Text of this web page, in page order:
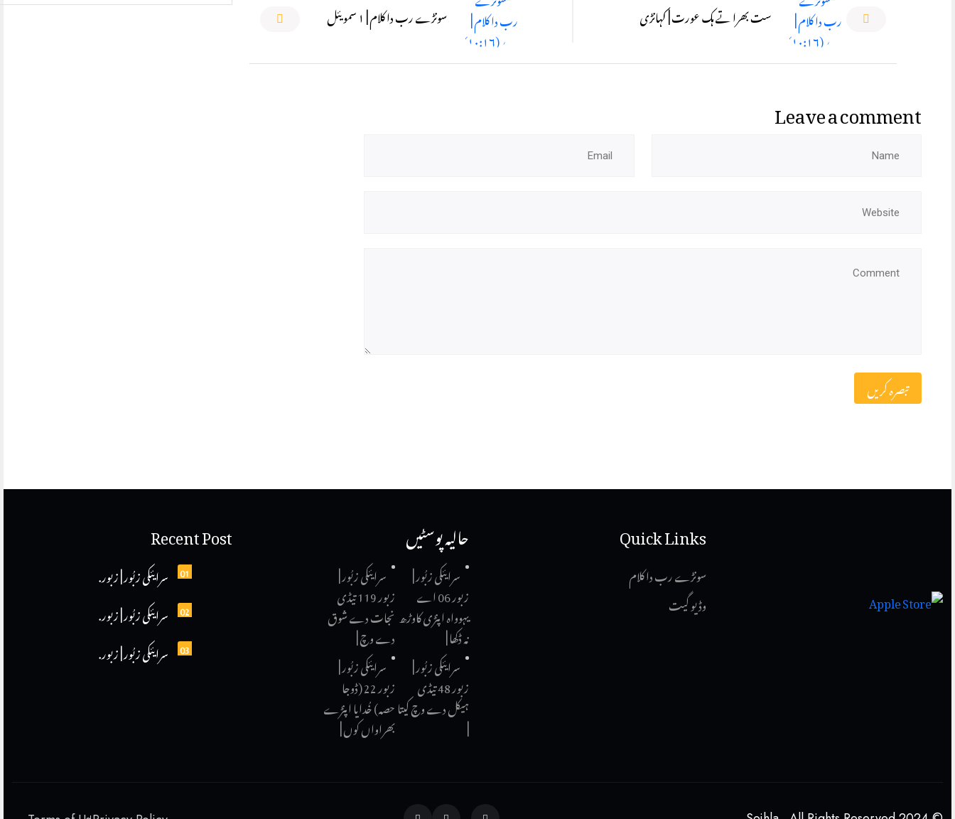
ست بھرا تے ہک عورت | کہانڑی سونڑے رب دا کلام | ۱ سمویئل
Leave a comment
Quick Links
سونڑے رب دا کلام
وڈیو گیت
حالیہ پوسٹیں
سرایئکی زبُور |
زبور 119 تیڈی
نجات دے شوق
دے وچ |
سرایئکی زبُور |
زبور 06 اے
یہوواہ اپنڑی کاوڑھ
نہ ڈکھا |
سرایئکی زبُور |
زبور 22 (ڈوجا
حصہ) خُدایا اپنڑے
بھراواں کوں |
سرایئکی زبُور |
زبور 48 تیڈی
ہیکل دے وچ کیتا
|
Recent Post
01 سرایئکی زبُور | زبور.
02 سرایئکی زبُور | زبور.
03 سرایئکی زبُور | زبور.